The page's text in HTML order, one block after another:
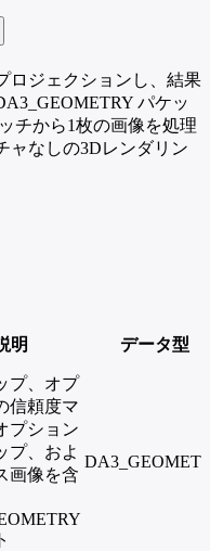
ロジェクションし、結果
パケッ
チから1枚の画像を処理
ャなしの3Dレンダリン
明 データ型
プ、オプ
信頼度マ
プション
プ、およ
画像を含